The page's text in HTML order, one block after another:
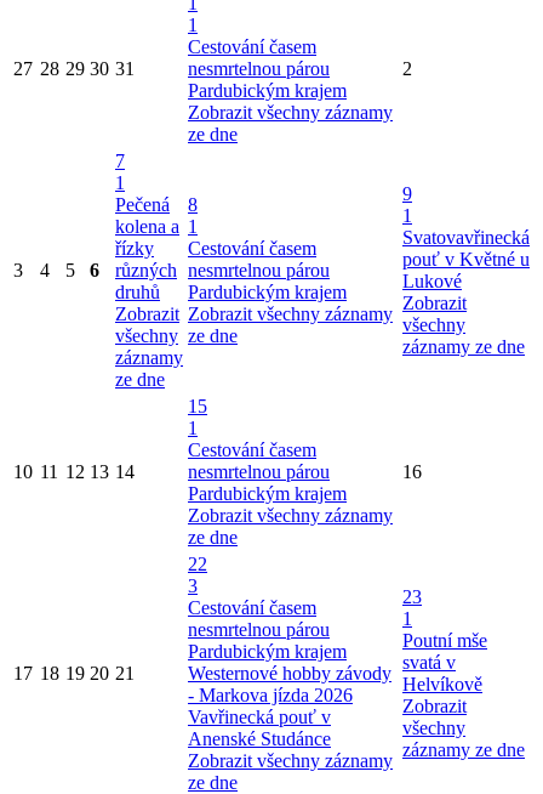
27 28 29 30 31
1
Cestování časem
nesmrtelnou párou
Pardubickým krajem
Zobrazit všechny záznamy
ze dne
2
3 4 5 6
7
1
Pečená
kolena a
řízky
různých
druhů
Zobrazit
všechny
záznamy
ze dne
8
1
Cestování časem
nesmrtelnou párou
Pardubickým krajem
Zobrazit všechny záznamy
ze dne
9
1
Svatovavřinecká
pouť v Květné u
Lukové
Zobrazit
všechny
záznamy ze dne
10 11 12 13 14
15
1
Cestování časem
nesmrtelnou párou
Pardubickým krajem
Zobrazit všechny záznamy
ze dne
16
17 18 19 20 21
22
3
Cestování časem
nesmrtelnou párou
Pardubickým krajem
Westernové hobby závody
- Markova jízda 2026
Vavřinecká pouť v
Anenské Studánce
Zobrazit všechny záznamy
ze dne
23
1
Poutní mše
svatá v
Helvíkově
Zobrazit
všechny
záznamy ze dne